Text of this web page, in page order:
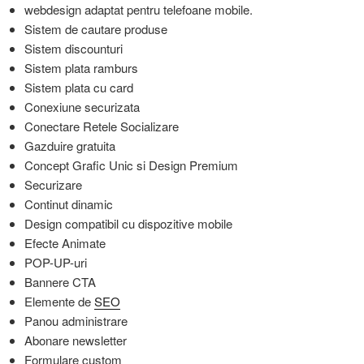
webdesign adaptat pentru telefoane mobile.
Sistem de cautare produse
Sistem discounturi
Sistem plata ramburs
Sistem plata cu card
Conexiune securizata
Conectare Retele Socializare
Gazduire gratuita
Concept Grafic Unic si Design Premium
Securizare
Continut dinamic
Design compatibil cu dispozitive mobile
Efecte Animate
POP-UP-uri
Bannere CTA
Elemente deSEO
Panou administrare
Abonare newsletter
Formulare custom